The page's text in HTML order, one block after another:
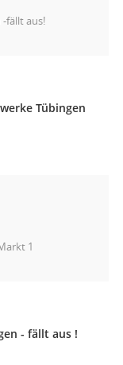
-fällt aus!
Tübingen
1
- fällt aus !